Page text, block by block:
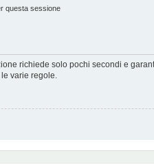
questa sessione
richiede solo pochi secondi e
varie regole.